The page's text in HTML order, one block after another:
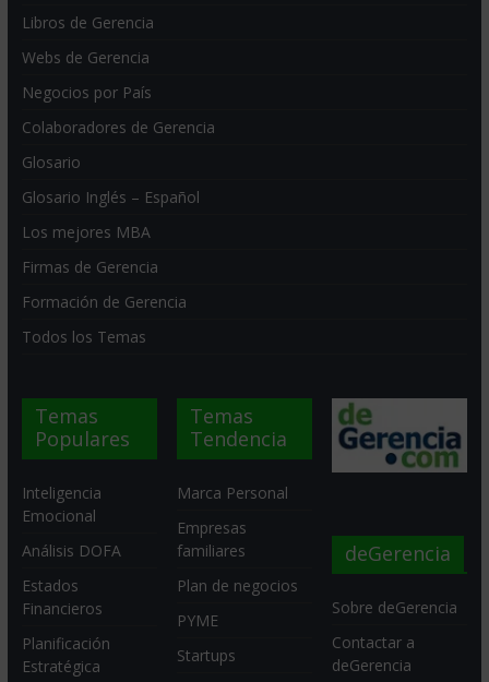
Libros de Gerencia
Webs de Gerencia
Negocios por País
Colaboradores de Gerencia
Glosario
Glosario Inglés – Español
Los mejores MBA
Firmas de Gerencia
Formación de Gerencia
Todos los Temas
Temas
Populares
Inteligencia
Emocional
Análisis DOFA
Estados
Financieros
Planificación
Estratégica
Temas
Tendencia
Marca Personal
Empresas
familiares
Plan de negocios
PYME
Startups
deGerencia
Sobre deGerencia
Contactar a
deGerencia